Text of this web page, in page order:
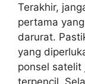
Terakhir,
pertama
darurat.
yang
ponsel satelit
terpencil.